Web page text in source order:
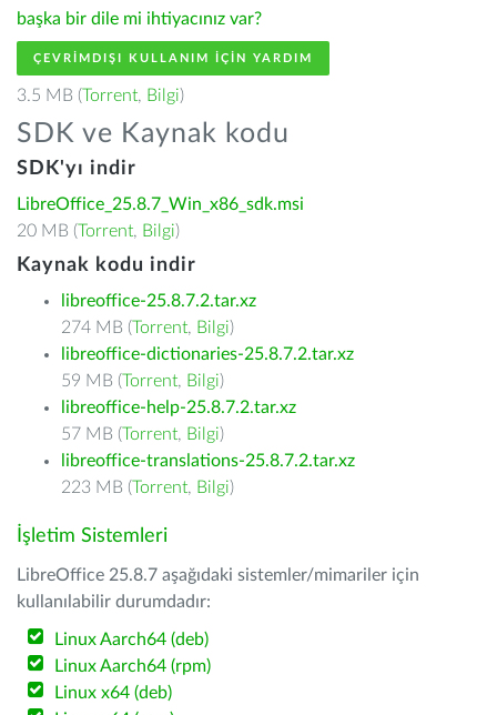
başka bir dile mi ihtiyacınız var?
ÇEVRIMDIŞI KULLANIM IÇIN YARDIM
3.5 MB (Torrent, Bilgi)
SDK ve Kaynak kodu
SDK'yı indir
LibreOffice_25.8.7_Win_x86_sdk.msi
20 MB (Torrent, Bilgi)
Kaynak kodu indir
libreoffice-25.8.7.2.tar.xz
274 MB (Torrent, Bilgi)
libreoffice-dictionaries-25.8.7.2.tar.xz
59 MB (Torrent, Bilgi)
libreoffice-help-25.8.7.2.tar.xz
57 MB (Torrent, Bilgi)
libreoffice-translations-25.8.7.2.tar.xz
223 MB (Torrent, Bilgi)
İşletim Sistemleri
LibreOffice 25.8.7 aşağıdaki sistemler/mimariler için
kullanılabilir durumdadır:
Linux Aarch64 (deb)
Linux Aarch64 (rpm)
Linux x64 (deb)